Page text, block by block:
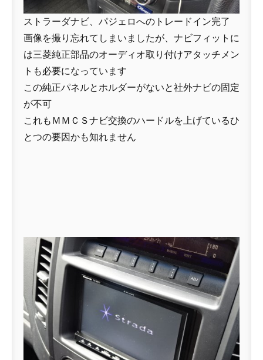
ストラーダナビ、パジェロへのトレードイン完了
画像を撮り忘れてしまいましたが、ナビフィットに
は三菱純正部品のオーディオ取り付けアタッチメン
トも必要になっています
この純正パネルとホルダーがないと社外ナビの固定
が不可
これもＭＭＣＳナビ交換のハードルを上げているひ
とつの要因かも知れません